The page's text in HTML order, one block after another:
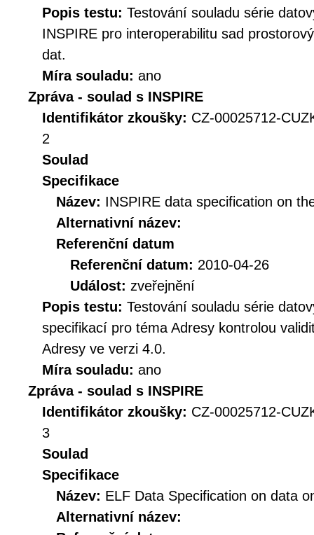
Popis testu: Testování souladu série
INSPIRE pro interoperabilitu sad
dat.
Míra souladu: ano
Zpráva - soulad s INSPIRE
Identifikátor zkoušky: CZ-00025712-
2
Soulad
Specifikace
Název: INSPIRE data specification on
Alternativní název:
Referenční datum
Referenční datum: 2010-04-26
Událost: zveřejnění
Popis testu: Testování souladu série
specifikací pro téma Adresy kontrolou
Adresy ve verzi 4.0.
Míra souladu: ano
Zpráva - soulad s INSPIRE
Identifikátor zkoušky: CZ-00025712-
3
Soulad
Specifikace
Název: ELF Data Specification on data
Alternativní název: